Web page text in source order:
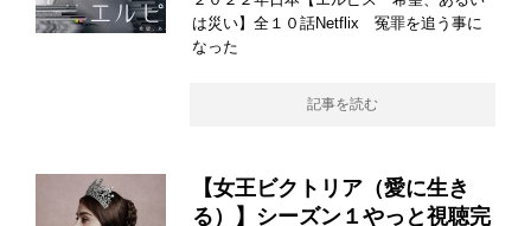
は災い】全１０話Netflix 冤罪を追う事に
なった
記事を読む
【女王ビクトリア（愛に生き
る）】シーズン１やっと視聴完